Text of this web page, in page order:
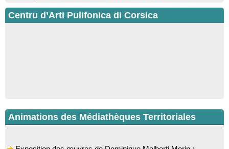
Centru d’Arti Pulifonica di Corsica
Animations des Médiathèques Territoriales